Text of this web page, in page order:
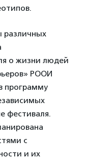
различных
о жизни людей
РООИ
программу
фестиваля.
с
и их